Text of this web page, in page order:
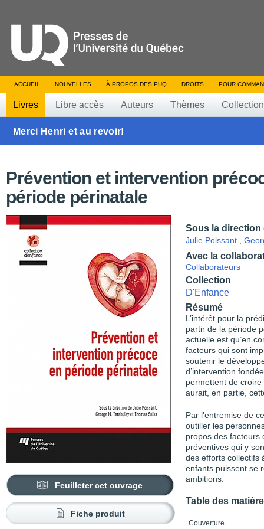
ACCUEIL NOUVELLES À PROPOS DES PUQ DROITS POUR
Livres Libre accès Auteurs Thèmes
Merci Henri et au revoir!
Prévention et intervention
période périnatale
Feuilleter cet ouvrage
Fiche produit
Sous la direction
Julie Poissant
Avec la
Collaborateurs
Collection
D'Enfance
Résumé
L’intérêt pour la
partir de la période
actuelle est qu’en
facteurs qui sont
soutenir le
d’intervention
permettent de
aurait, en partie,
Par l’entremise de
outiller les
propos des facteurs
préventives qui y
des efforts collectifs
enfants puissent se
ambitions.
Table des
Couverture